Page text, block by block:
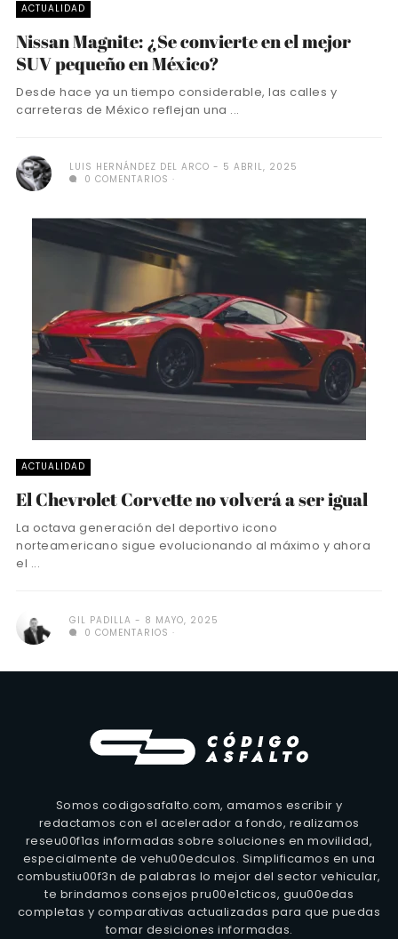
ACTUALIDAD
Nissan Magnite: ¿Se convierte en el mejor
SUV pequeño en México?
Desde hace ya un tiempo considerable, las calles y
carreteras de México reflejan una ...
LUIS HERNÁNDEZ DEL ARCO
5 ABRIL, 2025
0 COMENTARIOS
ACTUALIDAD
El Chevrolet Corvette no volverá a ser igual
La octava generación del deportivo icono
norteamericano sigue evolucionando al máximo y ahora
el ...
GIL PADILLA
8 MAYO, 2025
0 COMENTARIOS
Somos codigosafalto.com, amamos escribir y
redactamos con el acelerador a fondo, realizamos
reseu00f1as informadas sobre soluciones en movilidad,
especialmente de vehu00edculos. Simplificamos en una
combustiu00f3n de palabras lo mejor del sector vehicular,
te brindamos consejos pru00e1cticos, guu00edas
completas y comparativas actualizadas para que puedas
tomar desiciones informadas.